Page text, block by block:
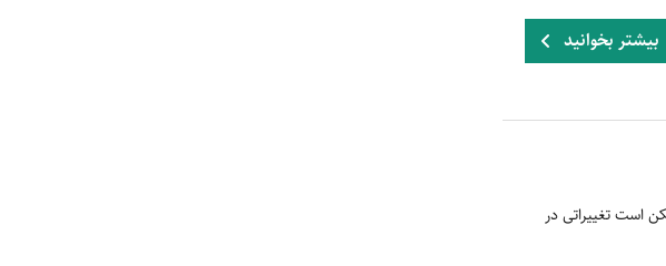
بیشتر بخوانید
است تغییراتی در